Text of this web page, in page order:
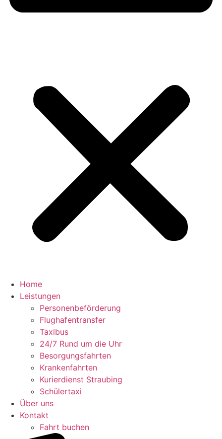
Home
Leistungen
Personenbeförderung
Flughafentransfer
Taxibus
24/7 Rund um die Uhr
Besorgungsfahrten
Krankenfahrten
Kurierdienst Straubing
Schülertaxi
Über uns
Kontakt
Fahrt buchen